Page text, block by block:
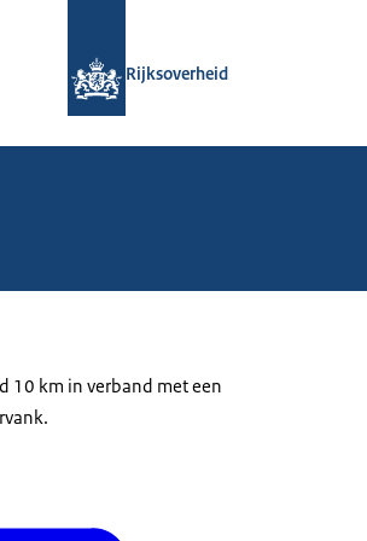
Rijksoverheid
10 km in verband met een